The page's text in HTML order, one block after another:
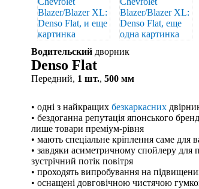
Водительский дворник
Denso Flat
Передний, 1 шт., 500 мм
• одні з найкращих безкаркасних
• бездоганна репутація японського
лише товари преміум-рівня
• мають спеціальне кріплення саме для
• завдяки асиметричному спойлеру для
зустрічний потік повітря
• проходять випробування на
• оснащені довговічною чистячою